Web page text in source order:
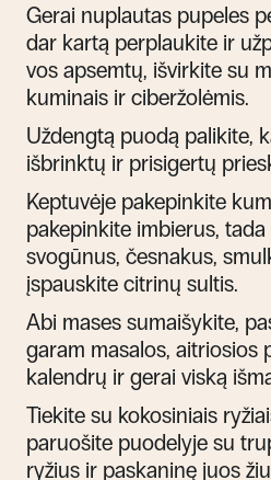
Gerai nuplautas pupeles
dar kartą perplaukite ir
vos apsemtų, išvirkite su
kuminais ir ciberžolėmis.
Uždengtą puodą palikite,
išbrinktų ir prisigertų
Keptuvėje pakepinkite
pakepinkite imbierus,
svogūnus, česnakus,
įspauskite citrinų sultis.
Abi mases sumaišykite,
garam masalos, aitriosios
kalendrų ir gerai viską
Tiekite su kokosiniais
paruošite puodelyje su
ryžius ir paskaninę juos